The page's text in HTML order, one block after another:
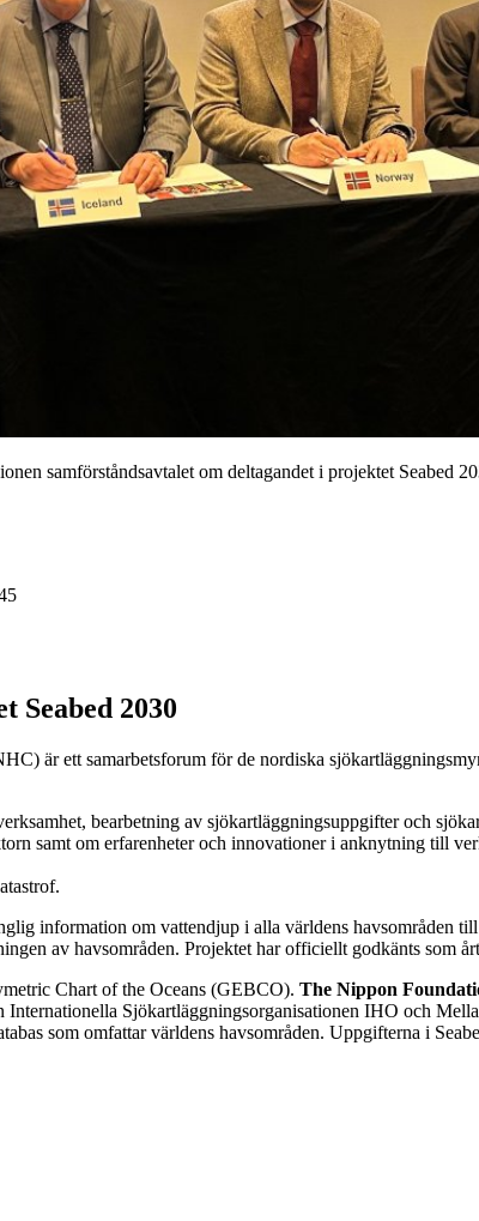
samförståndsavtalet om deltagandet i projektet Seabed
Seabed 2030
är ett samarbetsforum för de nordiska
bearbetning av sjökartläggningsuppgifter och
samt om erfarenheter och innovationer i anknytning till
information om vattendjup i alla världens havsområden
av havsområden. Projektet har officiellt godkänts som
Chart of the Oceans (GEBCO). The Nippon
Internationella Sjökartläggningsorganisationen IHO och
som omfattar världens havsområden. Uppgifterna i